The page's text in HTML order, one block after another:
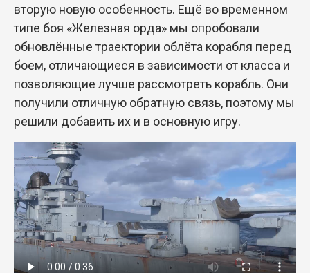
вторую новую особенность. Ещё во временном
типе боя «Железная орда» мы опробовали
обновлённые траектории облёта корабля перед
боем, отличающиеся в зависимости от класса и
позволяющие лучше рассмотреть корабль. Они
получили отличную обратную связь, поэтому мы
решили добавить их и в основную игру.